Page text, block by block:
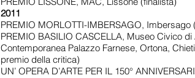
2011
PREMIO MORLOTTI-IMBERSAGO, Imbersago
PREMIO BASILIO CASCELLA, Museo Civico di
Contemporanea Palazzo Farnese, Ortona,
premio della critica)
UN’ OPERA D’ARTE PER IL 150°